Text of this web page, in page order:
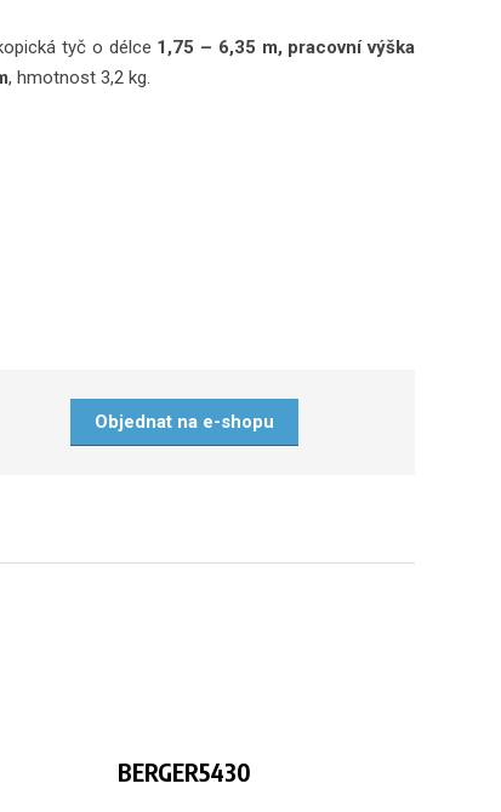
tyč o délce 1,75 – 6,35 m, pracovní výška
, hmotnost 3,2 kg.
Objednat na e-shopu
BERGER5430